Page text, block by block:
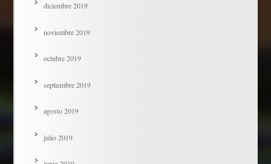
diciembre 2019
noviembre 2019
octubre 2019
septiembre 2019
agosto 2019
julio 2019